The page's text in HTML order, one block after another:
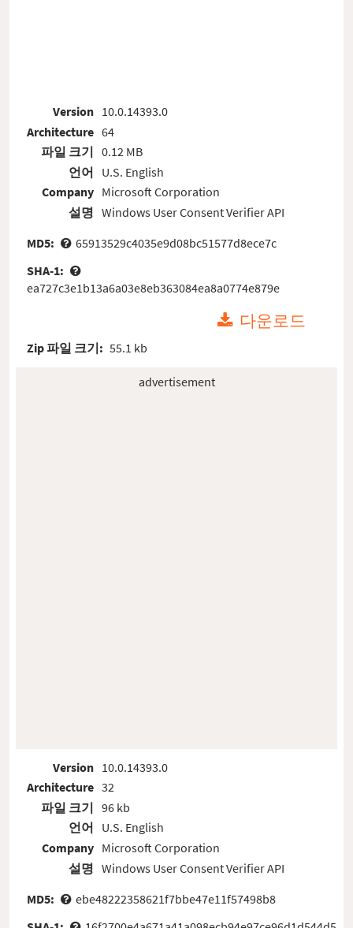
Version
Architecture
파일 크기
언어
Company
설명
10.0.14393.0
64
0.12 MB
U.S. English
Microsoft Corporation
Windows User Consent Verifier API
MD5:
65913529c4035e9d08bc51577d8ece7c
SHA-1:
ea727c3e1b13a6a03e8eb363084ea8a0774e879e
다운로드
Zip 파일 크기: 55.1 kb
advertisement
Version
Architecture
파일 크기
언어
Company
설명
10.0.14393.0
32
96 kb
U.S. English
Microsoft Corporation
Windows User Consent Verifier API
MD5:
ebe48222358621f7bbe47e11f57498b8